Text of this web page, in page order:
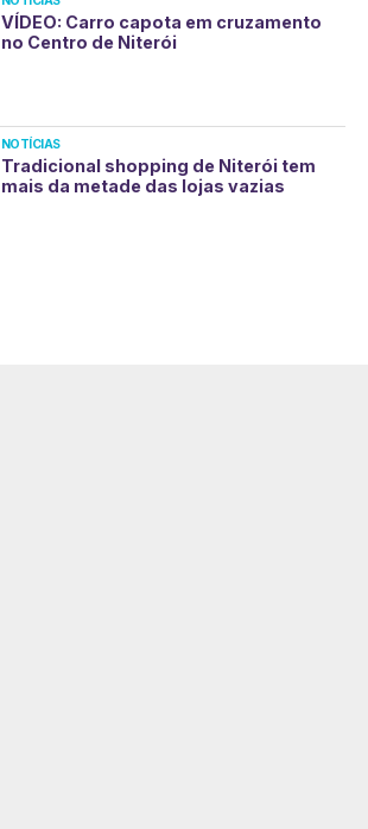
VÍDEO: Carro capota em cruzamento
no Centro de Niterói
NOTÍCIAS
Tradicional shopping de Niterói tem
mais da metade das lojas vazias